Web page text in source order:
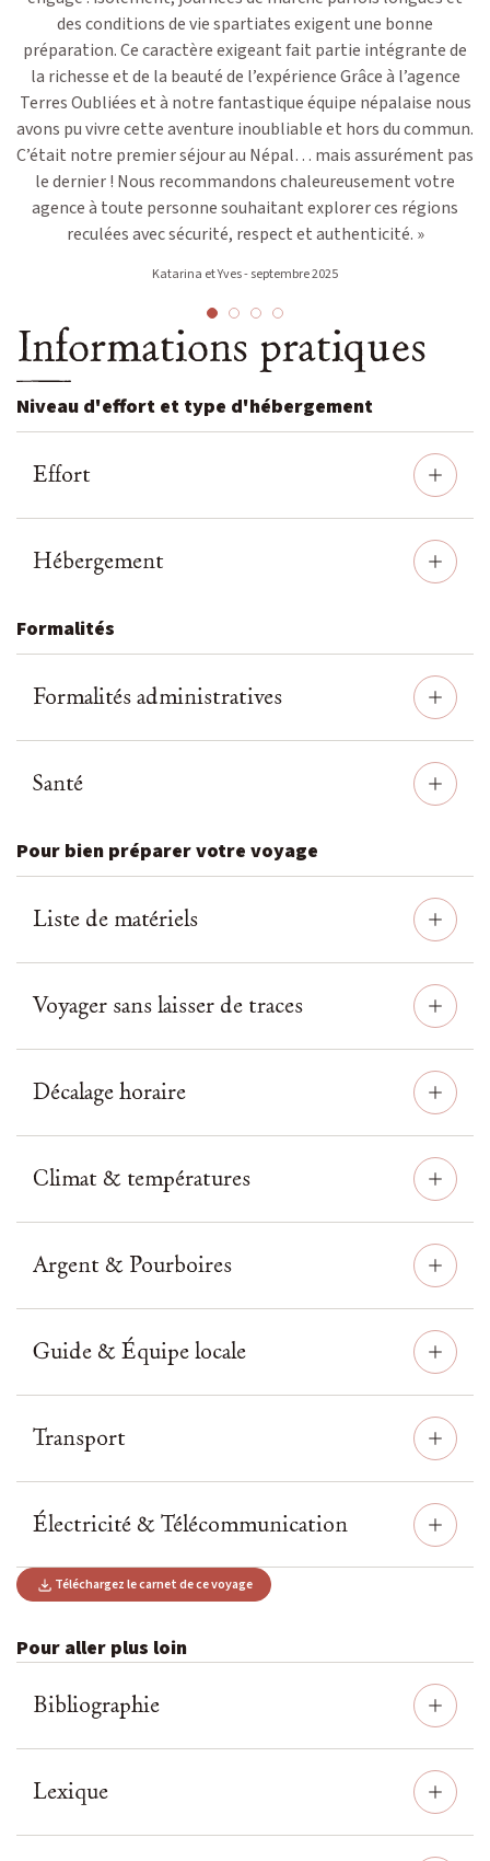
des conditions de vie spartiates exigent une bonne
préparation. Ce caractère exigeant fait partie intégrante de
la richesse et de la beauté de l’expérience Grâce à l’agence
Terres Oubliées et à notre fantastique équipe népalaise nous
avons pu vivre cette aventure inoubliable et hors du commun.
C’était notre premier séjour au Népal… mais assurément pas
le dernier ! Nous recommandons chaleureusement votre
agence à toute personne souhaitant explorer ces régions
reculées avec sécurité, respect et authenticité. »
Katarina et Yves - septembre 2025
Informations pratiques
Niveau d'effort et type d'hébergement
Effort
Hébergement
Formalités
Formalités administratives
Santé
Pour bien préparer votre voyage
Liste de matériels
Voyager sans laisser de traces
Décalage horaire
Climat & températures
Argent & Pourboires
Guide & Équipe locale
Transport
Électricité & Télécommunication
Téléchargez le carnet de ce voyage
Pour aller plus loin
Bibliographie
Lexique